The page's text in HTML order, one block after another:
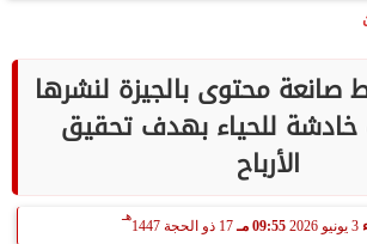
صانعة محتوى بالجيزة لنشرها
للحياء بهدف تحقيق
الأرباح
09:55 مـ 17 ذو الحجة 1447
هـ